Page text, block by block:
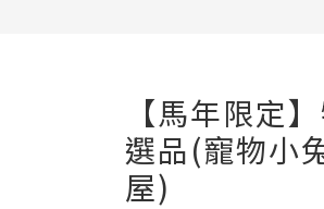
【馬年限定
選品(寵物小
屋)